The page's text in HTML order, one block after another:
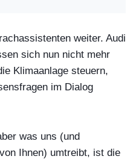
weiter. Audi
sich nun nicht mehr
Klimaanlage steuern,
im Dialog
was uns (und
Ihnen) umtreibt, ist die